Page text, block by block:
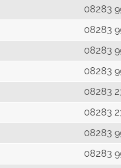
08283
08283
08283
08283
08283
08283
08283
08283